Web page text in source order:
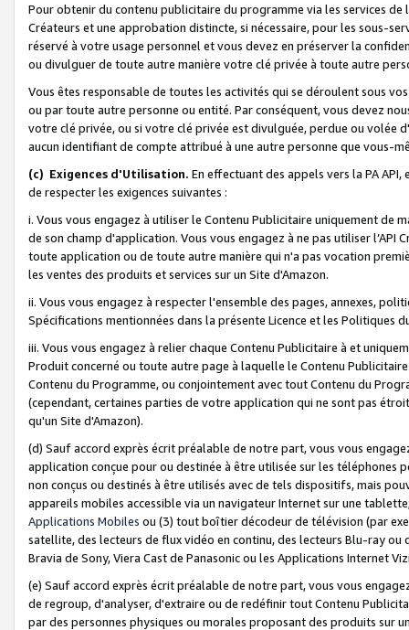
Pour obtenir du contenu publicitaire du programme via les services
Créateurs et une approbation distincte, si nécessaire, pour les sous-
réservé à votre usage personnel et vous devez en préserver la
ou divulguer de toute autre manière votre clé privée à toute autre
Vous êtes responsable de toutes les activités qui se déroulent sous
ou par toute autre personne ou entité. Par conséquent, vous devez
votre clé privée, ou si votre clé privée est divulguée, perdue ou volée
aucun identifiant de compte attribué à une autre personne que vous-
(c) Exigences d'Utilisation. En effectuant des appels vers la PA
de respecter les exigences suivantes :
i. Vous vous engagez à utiliser le Contenu Publicitaire uniquement de
de son champ d'application. Vous vous engagez à ne pas utiliser l’API
toute application ou de toute autre manière qui n'a pas vocation
les ventes des produits et services sur un Site d'Amazon.
ii. Vous vous engagez à respecter l'ensemble des pages, annexes,
Spécifications mentionnées dans la présente Licence et les Politiques
iii. Vous vous engagez à relier chaque Contenu Publicitaire à et
Produit concerné ou toute autre page à laquelle le Contenu
Contenu du Programme, ou conjointement avec tout Contenu du
(cependant, certaines parties de votre application qui ne sont pas
qu'un Site d'Amazon).
(d) Sauf accord exprès écrit préalable de notre part, vous vous
application conçue pour ou destinée à être utilisée sur les téléphones
non conçus ou destinés à être utilisés avec de tels dispositifs, mais
appareils mobiles accessible via un navigateur Internet sur une
Applications Mobiles ou (3) tout boîtier décodeur de télévision (par
satellite, des lecteurs de flux vidéo en continu, des lecteurs Blu-ray
Bravia de Sony, Viera Cast de Panasonic ou les Applications Internet
(e) Sauf accord exprès écrit préalable de notre part, vous vous
de regroup, d'analyser, d'extraire ou de redéfinir tout Contenu
par des personnes physiques ou morales proposant des produits sur